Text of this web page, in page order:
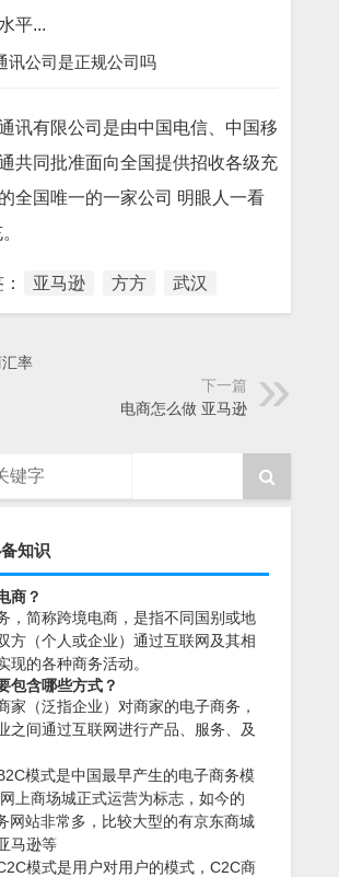
平...
讯公司是正规公司吗
讯有限公司是由中国电信、中国移
共同批准面向全国提供招收各级充
全国唯一的一家公司 明眼人一看
亚马逊 方方 武汉
率
下一篇
电商怎么做 亚马逊
知识
商？
，简称跨境电商，是指不同国别或地
方（个人或企业）通过互联网及其相
现的各种商务活动。
包含哪些方式？
家（泛指企业）对商家的电子商务，
之间通过互联网进行产品、服务、及
模式是中国最早产生的电子商务模
上商场城正式运营为标志，如今的
网站非常多，比较大型的有京东商城
马逊等
模式是用户对用户的模式，C2C商